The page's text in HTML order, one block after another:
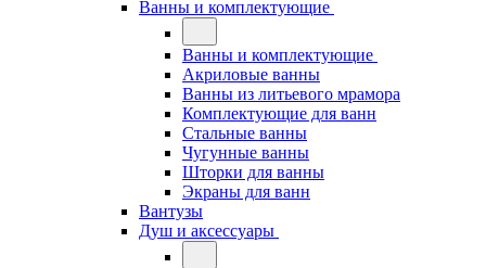
Ванны и комплектующие
Ванны и комплектующие
Акриловые ванны
Ванны из литьевого мрамора
Комплектующие для ванн
Стальные ванны
Чугунные ванны
Шторки для ванны
Экраны для ванн
Вантузы
Душ и аксессуары